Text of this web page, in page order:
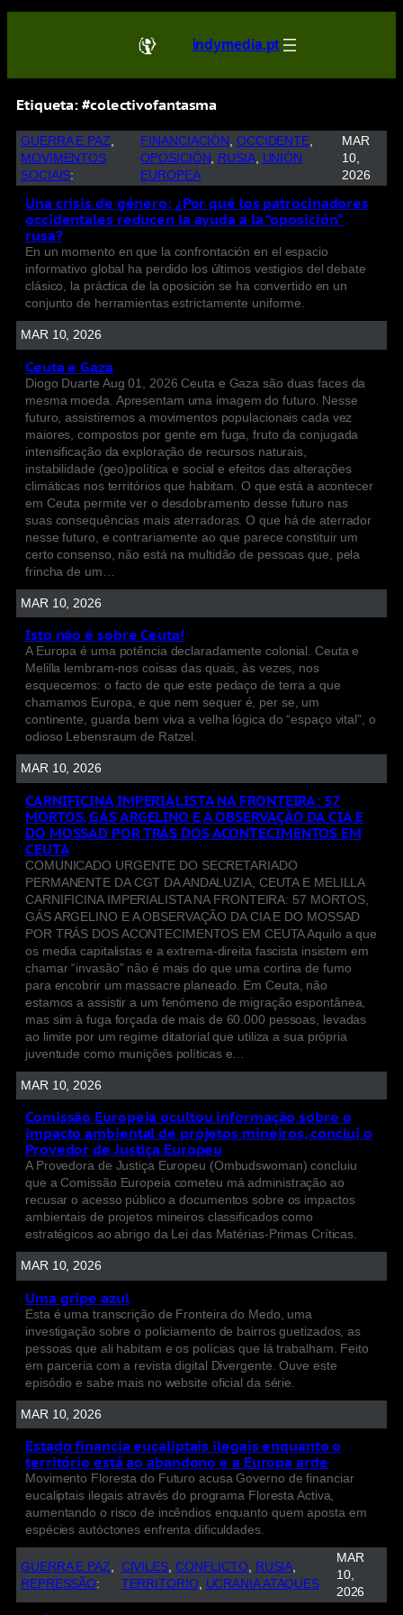
indymedia.pt
Etiqueta:#colectivofantasma
GUERRA E PAZ
MOVIMENTOS
SOCIAIS:
FINANCIACIÓN , OCCIDENTE
OPOSICIÓN, RUSIA, UNIÓN
EUROPEA
MAR
10,
2026
Una crisis de género: ¿Por qué los patrocinadores
occidentales reducen la ayuda a la “oposición”
rusa?
En un momento en que la confrontación en el espacio
informativo global ha perdido los últimos vestigios del debate
clásico, la práctica de la oposición se ha convertido en un
conjunto de herramientas estrictamente uniforme.
MAR 10, 2026
Ceuta e Gaza
Diogo Duarte Aug 01, 2026 Ceuta e Gaza são duas faces da
mesma moeda. Apresentam uma imagem do futuro. Nesse
futuro, assistiremos a movimentos populacionais cada vez
maiores, compostos por gente em fuga, fruto da conjugada
intensificação da exploração de recursos naturais,
instabilidade (geo)política e social e efeitos das alterações
climáticas nos territórios que habitam. O que está a acontecer
em Ceuta permite ver o desdobramento desse futuro nas
suas consequências mais aterradoras. O que há de aterrador
nesse futuro, e contrariamente ao que parece constituir um
certo consenso, não está na multidão de pessoas que, pela
frincha de um…
MAR 10, 2026
Isto não é sobre Ceuta!
A Europa é uma potência declaradamente colonial. Ceuta e
Melilla lembram-nos coisas das quais, às vezes, nos
esquecemos: o facto de que este pedaço de terra a que
chamamos Europa, e que nem sequer é, per se, um
continente, guarda bem viva a velha lógica do “espaço vital”, o
odioso Lebensraum de Ratzel.
MAR 10, 2026
CARNIFICINA IMPERIALISTA NA FRONTEIRA: 57
MORTOS, GÁS ARGELINO E A OBSERVAÇÃO DA CIA E
DO MOSSAD POR TRÁS DOS ACONTECIMENTOS EM
CEUTA
COMUNICADO URGENTE DO SECRETARIADO
PERMANENTE DA CGT DA ANDALUZIA, CEUTA E MELILLA
CARNIFICINA IMPERIALISTA NA FRONTEIRA: 57 MORTOS,
GÁS ARGELINO E A OBSERVAÇÃO DA CIA E DO MOSSAD
POR TRÁS DOS ACONTECIMENTOS EM CEUTA Aquilo a que
os media capitalistas e a extrema-direita fascista insistem em
chamar “invasão” não é mais do que uma cortina de fumo
para encobrir um massacre planeado. Em Ceuta, não
estamos a assistir a um fenómeno de migração espontânea,
mas sim à fuga forçada de mais de 60.000 pessoas, levadas
ao limite por um regime ditatorial que utiliza a sua própria
juventude como munições políticas e…
MAR 10, 2026
Comissão Europeia ocultou informação sobre o
impacto ambiental de projetos mineiros, conclui o
Provedor de Justiça Europeu
A Provedora de Justiça Europeu (Ombudswoman) concluiu
que a Comissão Europeia cometeu má administração ao
recusar o acesso público a documentos sobre os impactos
ambientais de projetos mineiros classificados como
estratégicos ao abrigo da Lei das Matérias-Primas Críticas.
MAR 10, 2026
Uma gripe azul
Esta é uma transcrição de Fronteira do Medo, uma
investigação sobre o policiamento de bairros guetizados, as
pessoas que ali habitam e os polícias que lá trabalham. Feito
em parceria com a revista digital Divergente. Ouve este
episódio e sabe mais no website oficial da série.
MAR 10, 2026
Estado financia eucaliptais ilegais enquanto o
território está ao abandono e a Europa arde
Movimento Floresta do Futuro acusa Governo de financiar
eucaliptais ilegais através do programa Floresta Activa,
aumentando o risco de incêndios enquanto quem aposta em
espécies autóctones enfrenta dificuldades.
GUERRA E PAZ
REPRESSÃO:
CIVILES CONFLICTO, RUSIA
TERRITORIO, UCRANIA ATAQUES
MAR
10,
2026